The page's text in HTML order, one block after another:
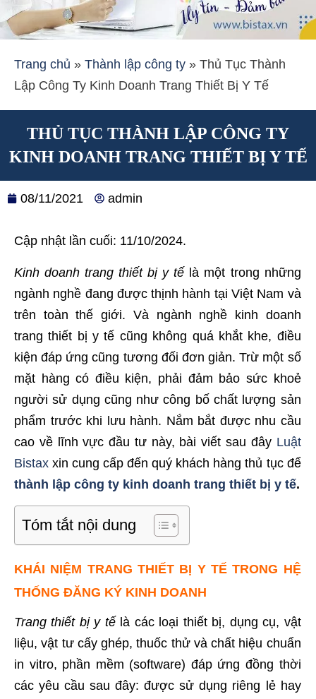
Trang chủ » Thành lập công ty » Thủ Tục Thành
Lập Công Ty Kinh Doanh Trang Thiết Bị Y Tế
THỦ TỤC THÀNH LẬP CÔNG TY
KINH DOANH TRANG THIẾT BỊ Y TẾ
08/11/2021 admin
Cập nhật lần cuối: 11/10/2024.
Kinh doanh trang thiết bị y tế là một trong những
ngành nghề đang được thịnh hành tại Việt Nam và
trên toàn thế giới. Và ngành nghề kinh doanh
trang thiết bị y tế cũng không quá khắt khe, điều
kiện đáp ứng cũng tương đối đơn giản. Trừ một số
mặt hàng có điều kiện, phải đảm bảo sức khoẻ
người sử dụng cũng như công bố chất lượng sản
phẩm trước khi lưu hành. Nắm bắt được nhu cầu
cao về lĩnh vực đầu tư này, bài viết sau đây Luật
Bistax xin cung cấp đến quý khách hàng thủ tục để
thành lập công ty kinh doanh trang thiết bị y tế.
Tóm tắt nội dung
KHÁI NIỆM TRANG THIẾT BỊ Y TẾ TRONG HỆ
THỐNG ĐĂNG KÝ KINH DOANH
Trang thiết bị y tếlà các loại thiết bị, dụng cụ, vật
liệu, vật tư cấy ghép, thuốc thử và chất hiệu chuẩn
in vitro, phần mềm (software) đáp ứng đồng thời
các yêu cầu sau đây: được sử dụng riêng lẻ hay